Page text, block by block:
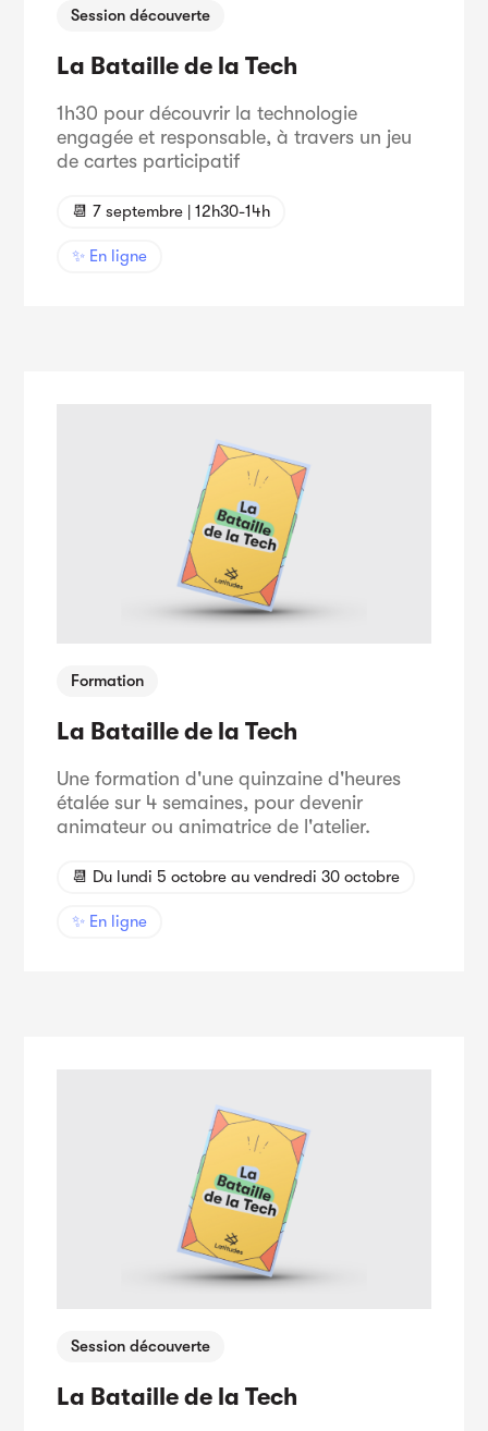
Session découverte
La Bataille de la Tech
1h30 pour découvrir la technologie
engagée et responsable, à travers un jeu
de cartes participatif
📆 7 septembre | 12h30-14h
✨ En ligne
Formation
La Bataille de la Tech
Une formation d'une quinzaine d'heures
étalée sur 4 semaines, pour devenir
animateur ou animatrice de l'atelier.
📆 Du lundi 5 octobre au vendredi 30 octobre
✨ En ligne
Session découverte
La Bataille de la Tech